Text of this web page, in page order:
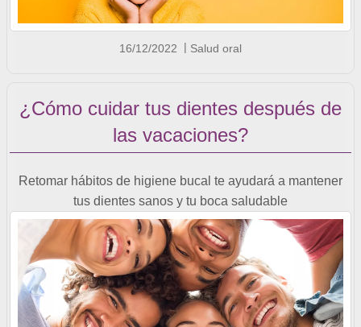
16/12/2022 Salud oral
¿Cómo cuidar tus dientes después de
las vacaciones?
Retomar hábitos de higiene bucal te ayudará a mantener
tus dientes sanos y tu boca saludable